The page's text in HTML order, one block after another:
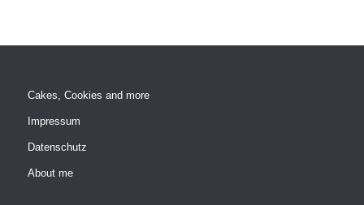
Cakes, Cookies and more
Impressum
Datenschutz
About me